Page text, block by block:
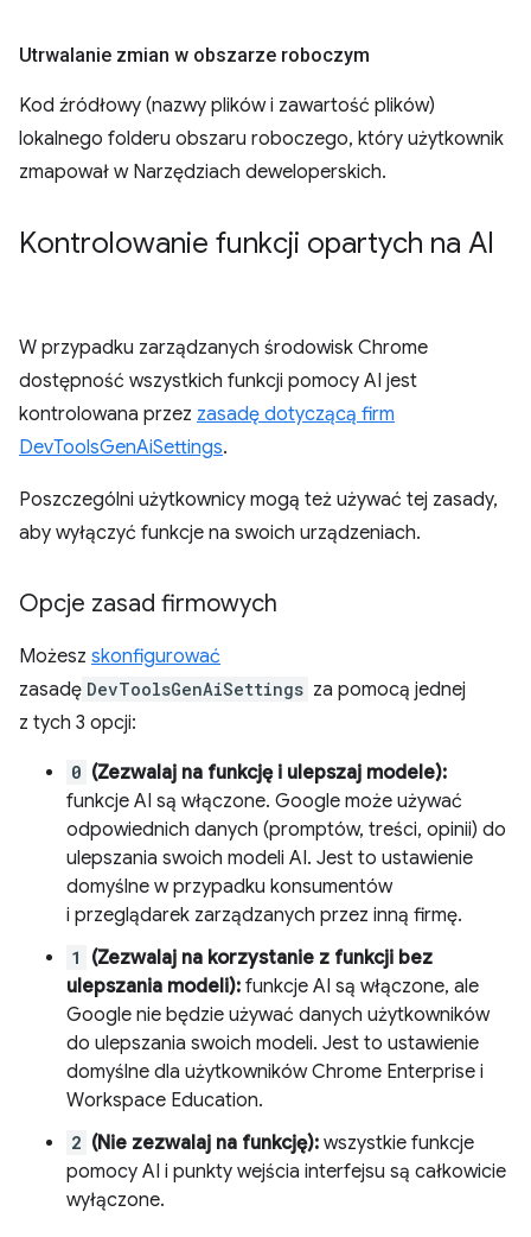
Utrwalanie zmian w obszarze roboczym
Kod źródłowy (nazwy plików i zawartość plików)
lokalnego folderu obszaru roboczego, który użytkownik
zmapował w Narzędziach deweloperskich.
Kontrolowanie funkcji opartych na AI
W przypadku zarządzanych środowisk Chrome
dostępność wszystkich funkcji pomocy AI jest
kontrolowana przez zasadę dotyczącą firm
DevToolsGenAiSettings.
Poszczególni użytkownicy mogą też używać tej zasady,
aby wyłączyć funkcje na swoich urządzeniach.
Opcje zasad firmowych
Możesz skonfigurować
zasadę DevToolsGenAiSettings za pomocą jednej
z tych 3 opcji:
0 (Zezwalaj na funkcję i ulepszaj modele):
funkcje AI są włączone. Google może używać
odpowiednich danych (promptów, treści, opinii) do
ulepszania swoich modeli AI. Jest to ustawienie
domyślne w przypadku konsumentów
i przeglądarek zarządzanych przez inną firmę.
1
(Zezwalaj na korzystanie z funkcji bez
ulepszania modeli): funkcje AI są włączone, ale
Google nie będzie używać danych użytkowników
do ulepszania swoich modeli. Jest to ustawienie
domyślne dla użytkowników Chrome Enterprise i
Workspace Education.
2 (Nie zezwalaj na funkcję): wszystkie funkcje
pomocy AI i punkty wejścia interfejsu są całkowicie
wyłączone.